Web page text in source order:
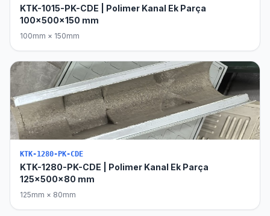
KTK-1015-PK-CDE | Polimer Kanal Ek Parça
100x500x150 mm
100mm × 150mm
KTK-1280-PK-CDE
KTK-1280-PK-CDE | Polimer Kanal Ek Parça
125x500x80 mm
125mm × 80mm